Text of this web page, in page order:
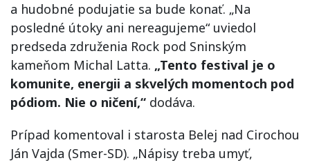
a hudobné podujatie sa bude konať. „Na
posledné útoky ani nereagujeme“ uviedol
predseda združenia Rock pod Sninským
kameňom Michal Latta. „Tento festival je o
komunite, energii a skvelých momentoch pod
pódiom. Nie o ničení,“ dodáva.
Prípad komentoval i starosta Belej nad Cirochou
Ján Vajda (Smer-SD). „Nápisy treba umyť,